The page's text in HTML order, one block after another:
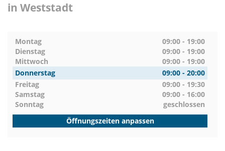
in Weststadt
Montag
09:00 - 19:00
Dienstag
09:00 - 19:00
Mittwoch
09:00 - 19:00
Donnerstag
09:00 - 20:00
Freitag
09:00 - 19:30
Samstag
09:00 - 16:00
Sonntag
geschlossen
Öffnungszeiten anpassen